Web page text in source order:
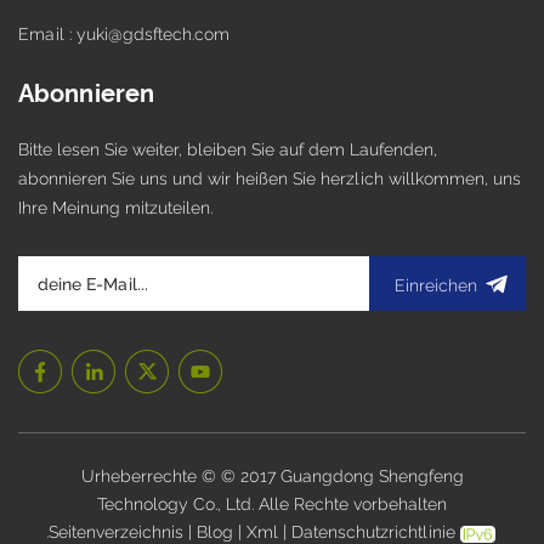
Email : yuki@gdsftech.com
Abonnieren
Bitte lesen Sie weiter, bleiben Sie auf dem Laufenden,
abonnieren Sie uns und wir heißen Sie herzlich willkommen, uns
Ihre Meinung mitzuteilen.
Einreichen
Urheberrechte © © 2017 Guangdong Shengfeng
Technology Co., Ltd. Alle Rechte vorbehalten
.Seitenverzeichnis Blog Xml| Datenschutzrichtlinie